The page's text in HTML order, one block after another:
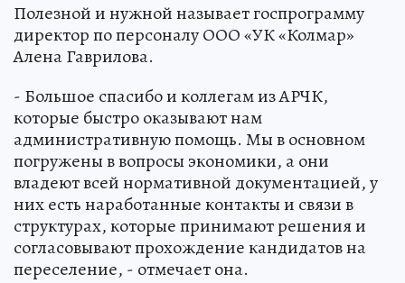
Полезной и нужной называет госпрограмму
директор по персоналу ООО «УК «Колмар»
Алена Гаврилова.
- Большое спасибо и коллегам из АРЧК,
которые быстро оказывают нам
административную помощь. Мы в основном
погружены в вопросы экономики, а они
владеют всей нормативной документацией, у
них есть наработанные контакты и связи в
структурах, которые принимают решения и
согласовывают прохождение кандидатов на
переселение, - отмечает она.